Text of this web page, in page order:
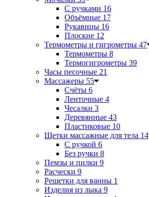
С ручками 16
Объёмные 17
Рукавицы 16
Плоские 12
Термометры и гигрометры 47
Термометры 8
Термогигрометры 39
Часы песочные 21
Массажеры 55
Счёты 6
Ленточные 4
Чесалки 3
Деревянные 43
Пластиковые 10
Щетки массажные для тела 14
С ручкой 6
Без ручки 8
Пемзы и пилки 9
Расчески 9
Решетки для ванны 1
Изделия из лыка 9